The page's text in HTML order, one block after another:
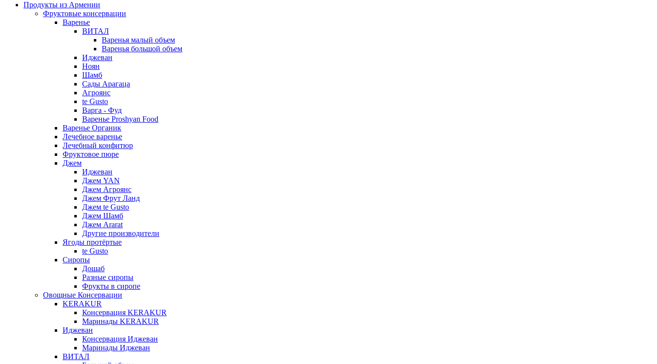
Продукты из Армении
Фруктовые консервации
Варенье
ВИТАЛ
Варенья малый объем
Варенья большой объем
Иджеван
Ноян
Шамб
Сады Арагаца
Агроянс
te Gusto
Варга - Фуд
Варенье Proshyan Food
Варенье Органик
Лечебное варенье
Лечебный конфитюр
Фруктовое пюре
Джем
Иджеван
Джем YAN
Джем Агроянс
Джем Фрут Ланд
Джем te Gusto
Джем Шамб
Джем Ararat
Другие производители
Ягоды протёртые
te Gusto
Сиропы
Дошаб
Разные сиропы
Фрукты в сиропе
Овощные Консервации
KERAKUR
Консервация KERAKUR
Маринады KERAKUR
Иджеван
Консервация Иджеван
Маринады Иджеван
ВИТАЛ